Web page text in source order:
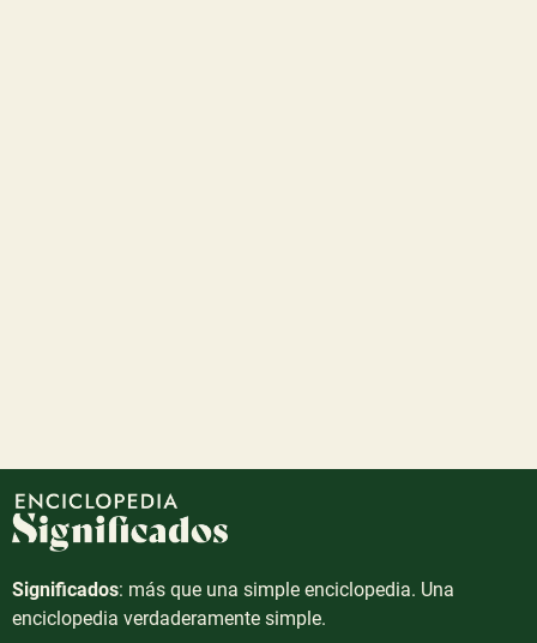
Significados: más que una simple enciclopedia. Una
enciclopedia verdaderamente simple.